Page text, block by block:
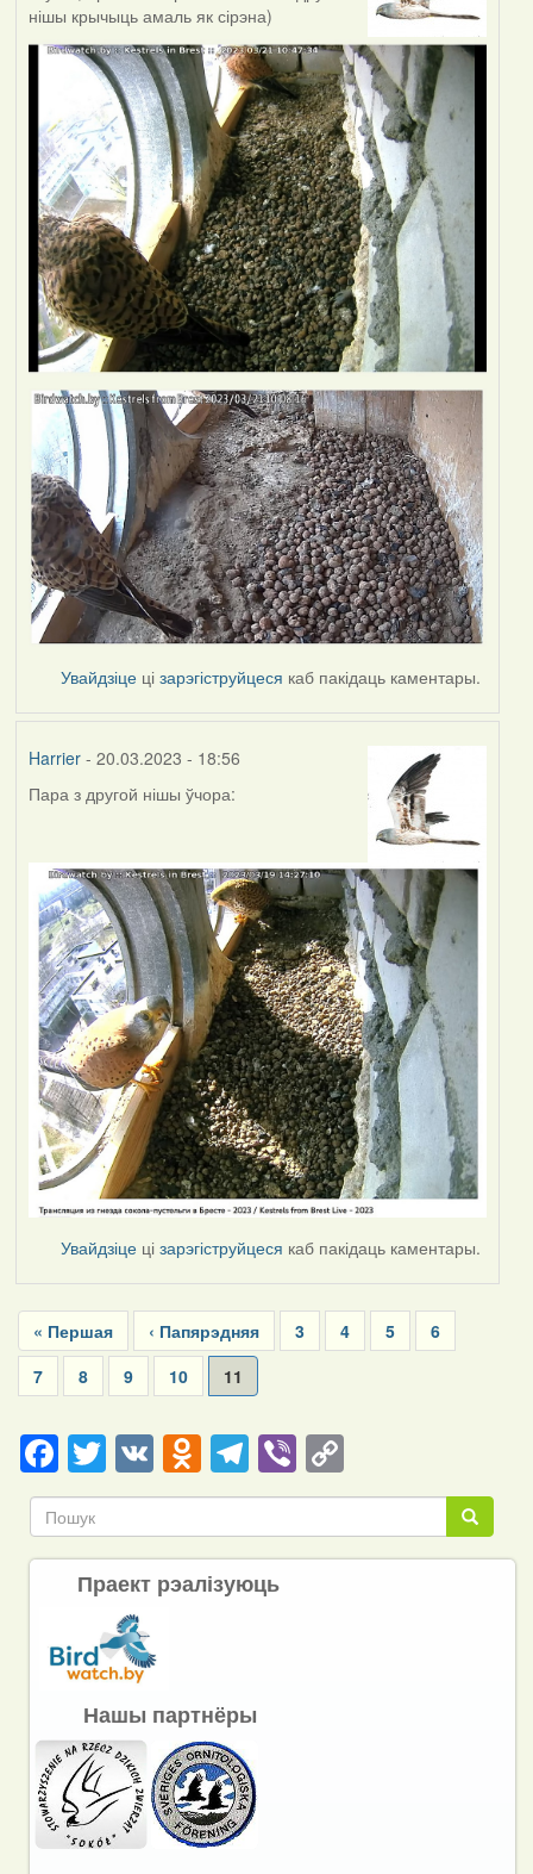
нішы крычыць амаль як сірэна)
Увайдзіце цізарэгіструйцеся каб пакідаць каментары.
Harrier- 20.03.2023 - 18:56
Пара з другой нішы ўчора:
Увайдзіце цізарэгіструйцеся каб пакідаць каментары.
Pagination
First
page
« Першая
Previous
page
‹ Папярэдняя Page
3 Page
4 Page
5 Page
6
Page
7 Page
8 Page
9 Page
10
Current
page
11
Facebook
Twitter
VKOdnoklassniki
Telegram
ViberCopy
Link Пошук
Пошук
Праект рэалізуюць
Нашы партнёры